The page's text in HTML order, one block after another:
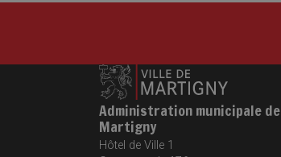
Administration municipale de
Martigny
Hôtel de Ville 1